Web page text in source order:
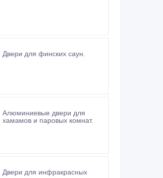
Двери для финских саун.
Алюминиевые двери для
хамамов и паровых комнат.
Двери для инфракрасных